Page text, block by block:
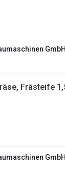
GmbH
Frästeife
GmbH